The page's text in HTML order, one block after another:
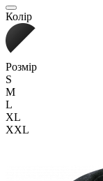
Колір
Розмір
S
M
L
XL
XXL